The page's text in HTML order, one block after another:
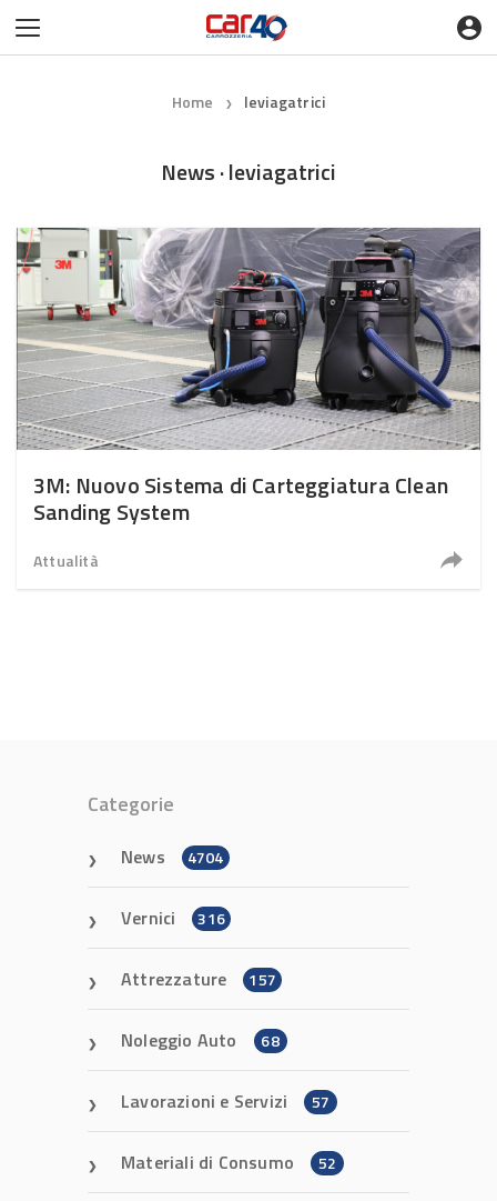
Home ❯ leviagatrici
News · leviagatrici
3M: Nuovo Sistema di Carteggiatura Clean
Sanding System
Attualità
Categorie
News 4704
Vernici 316
Attrezzature 157
Noleggio Auto 68
Lavorazioni e Servizi 57
Materiali di Consumo 52